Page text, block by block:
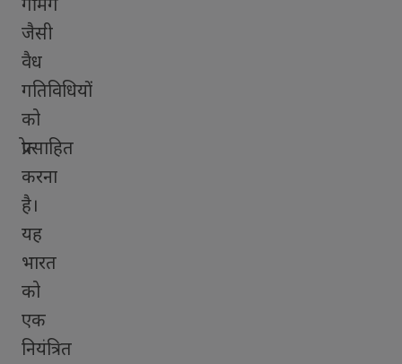
जैसी
वैध
गतिविधियों
को
प्रोत्साहित
करना
है।
यह
भारत
को
एक
नियंत्रित